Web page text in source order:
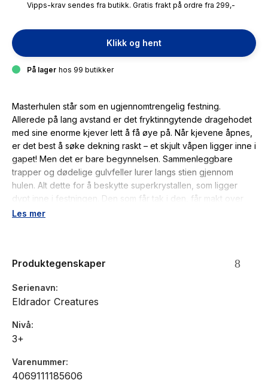
Vipps-krav sendes fra butikk. Gratis frakt på ordre fra 299,-
Klikk og hent
På lager hos 99 butikker
Masterhulen står som en ugjennomtrengelig festning.
Allerede på lang avstand er det fryktinngytende dragehodet
med sine enorme kjever lett å få øye på. Når kjevene åpnes,
er det best å søke dekning raskt – et skjult våpen ligger inne i
gapet! Men det er bare begynnelsen. Sammenleggbare
trapper og dødelige gulvfeller lurer langs stien gjennom
hulen. Alt dette for å beskytte superkrystallen, som ligger
dypt inne i festningen. Den som får tak i den, får makt over
hele ELDRADOR®. Ikke rart den voktes så strengt! Den som
Les mer
Produktegenskaper
Serienavn
Eldrador Creatures
Nivå
3+
Varenummer
4069111185606